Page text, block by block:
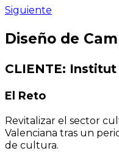
Siguiente
Diseño de
CLIENTE:
El Reto
Revitalizar el sector
Valenciana tras un
de cultura.